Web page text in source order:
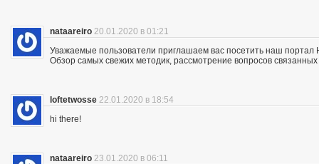
nataareiro 20.01.2020 в 01:21
Уважаемые пользователи приглашаем вас посетить наш портал
Обзор самых свежих методик, рассмотрение вопросов связанных
loftetwosse 22.01.2020 в 18:54
hi there!
nataareiro 23.01.2020 в 06:11